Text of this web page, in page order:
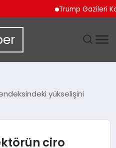
Trump Gazileri Kamyon
yükselişini
ciro